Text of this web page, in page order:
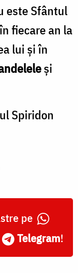
este Sfântul
fiecare an la
lui și în
și
Spiridon
pe
Telegram!